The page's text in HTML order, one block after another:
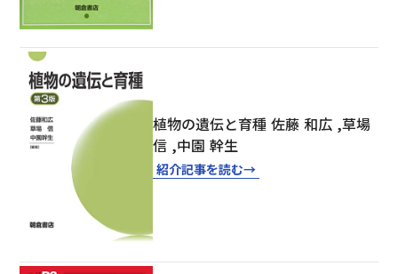
植物の遺伝と育種 佐藤 和広 ,草場
信 ,中園 幹生
紹介記事を読む→